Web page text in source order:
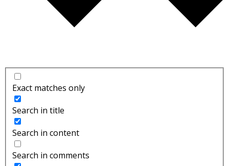
Exact matches only
Search in title
Search in content
Search in comments